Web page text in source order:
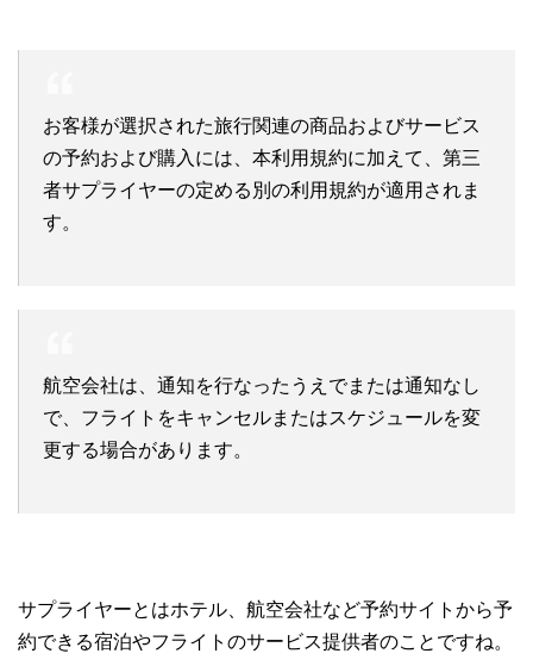
お客様が選択された旅行関連の商品およびサービス
の予約および購入には、本利用規約に加えて、第三
者サプライヤーの定める別の利用規約が適用されま
す。
航空会社は、通知を行なったうえでまたは通知なし
で、フライトをキャンセルまたはスケジュールを変
更する場合があります。
サプライヤーとはホテル、航空会社など予約サイトから予
約できる宿泊やフライトのサービス提供者のことですね。